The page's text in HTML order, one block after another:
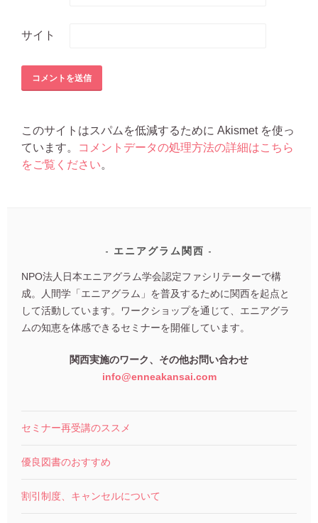
サイト
このサイトはスパムを低減するために Akismet を使っ
ています。 コメントデータの処理方法の詳細はこちら
をご覧ください。
エニアグラム関西
NPO法人日本エニアグラム学会認定ファシリテーターで構
成。人間学「エニアグラム」を普及するために関西を起点と
して活動しています。ワークショップを通じて、エニアグラ
ムの知恵を体感できるセミナーを開催しています。
関西実施のワーク、その他お問い合わせ
info@enneakansai.com
セミナー再受講のススメ
優良図書のおすすめ
割引制度、キャンセルについて